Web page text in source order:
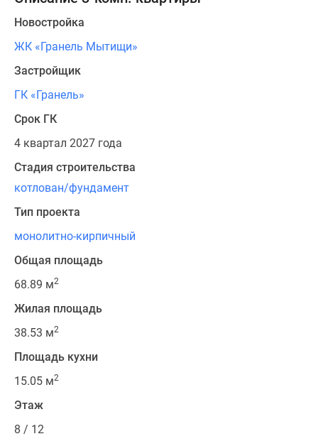
Новостройка
ЖК «Гранель Мытищи»
Застройщик
ГК «Гранель»
Срок ГК
4 квартал 2027 года
Стадия строительства
котлован/фундамент
Тип проекта
монолитно-кирпичный
Общая площадь
68.89 м2
Жилая площадь
38.53 м2
Площадь кухни
15.05 м2
Этаж
8 / 12